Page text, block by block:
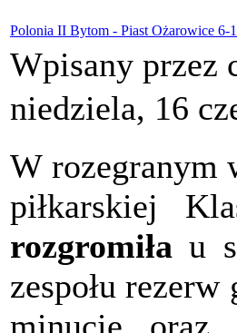
Polonia II Bytom - Piast Ożarowice 6-
Wpisany przez
niedziela, 16
W rozegranym
piłkarskiej
rozgromiła u
zespołu